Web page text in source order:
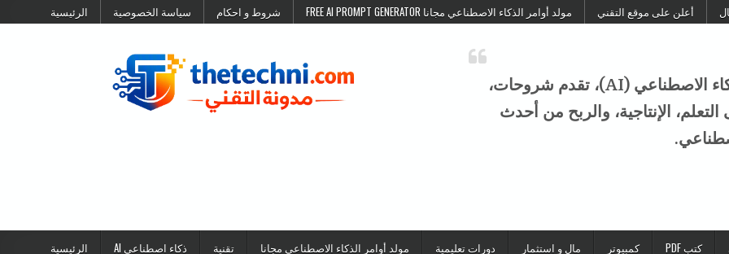
الرئيسية سياسة الخصوصية شروط و احكام مولد أوامر الذكاء الاصطناعي مجانا FREE AI PROMPT GENERATOR أعلن على موقع التقني
موقع التقني هو منصة عربية متخصصة في الذكاء الاصطناعي (AI)، تقدم شروحات،
الإنتاجية، والربح من أحدث
الرئيسية ذكاء اصطناعي AI تقنية مولد أوامر الذكاء الاصطناعي مجانا دورات تعليمية مال و استثمار كمبيوتر كتب PDF